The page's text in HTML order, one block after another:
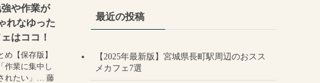
や作業が
れなゆった
はココ！
【保存版】
作業に集中し
れたい」… 藤
最近の投稿
【2025年最新版】宮城県長町駅周辺のおスス
メカフェ7選